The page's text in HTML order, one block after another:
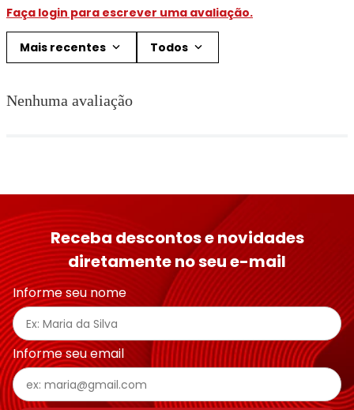
Faça login para escrever uma avaliação.
Mais recentes Todos
Nenhuma avaliação
Receba descontos e novidades
diretamente no seu e-mail
Informe seu nome
Informe seu email